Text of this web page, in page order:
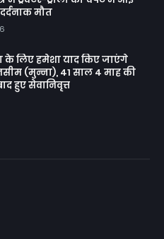
मौत
के लिए हमेशा याद किए जाएंगे
(मुन्ना), 41 साल 4 माह की
हुए सेवानिवृत्त